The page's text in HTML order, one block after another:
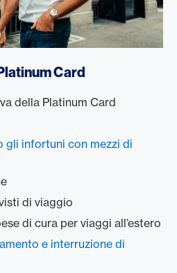
Card
della Platinum Card
gli infortuni con mezzi di
di viaggio
di cura per viaggi all’estero
e interruzione di